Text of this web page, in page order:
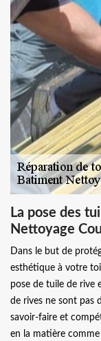
La pose des
Nettoyage
Dans le but de
esthétique à votre
pose de tuile de rive
de rives ne sont pas
savoir-faire et
en la matière